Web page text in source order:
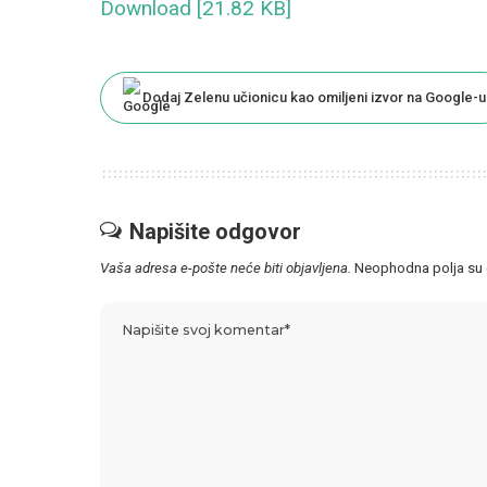
Download [21.82 KB]
Dodaj Zelenu učionicu kao omiljeni izvor na Google-u
Napišite odgovor
Vaša adresa e-pošte neće biti objavljena. Neophodna polja su